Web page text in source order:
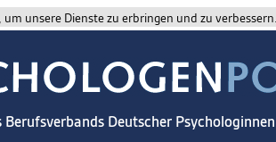
unsere Dienste zu erbringen und zu
Berufsverbands Deutscher